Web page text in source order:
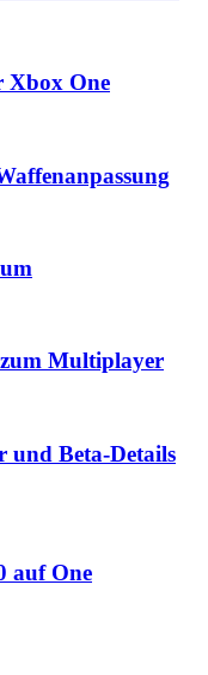
Xbox One
Multiplayer
und Beta-Details
auf One